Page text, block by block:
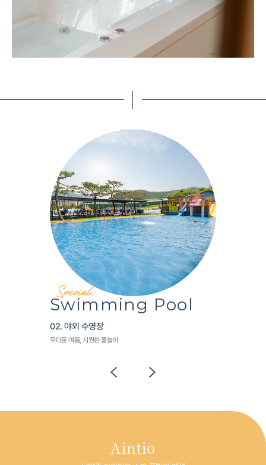
Swimming Pool
Special,
02. 야외 수영장
무더운 여름, 시원한 물놀이
Aintio